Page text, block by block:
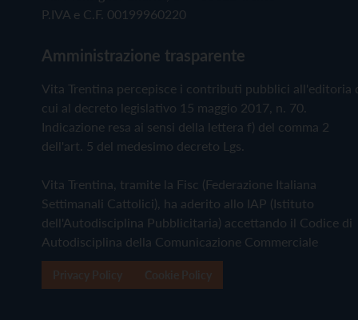
P.IVA e C.F. 00199960220
Amministrazione trasparente
Vita Trentina percepisce i contributi pubblici all'editoria
cui al decreto legislativo 15 maggio 2017, n. 70.
Indicazione resa ai sensi della lettera f) del comma 2
dell'art. 5 del medesimo decreto Lgs.
Vita Trentina, tramite la Fisc (Federazione Italiana
Settimanali Cattolici), ha aderito allo IAP (Istituto
dell'Autodisciplina Pubblicitaria) accettando il Codice di
Autodisciplina della Comunicazione Commerciale